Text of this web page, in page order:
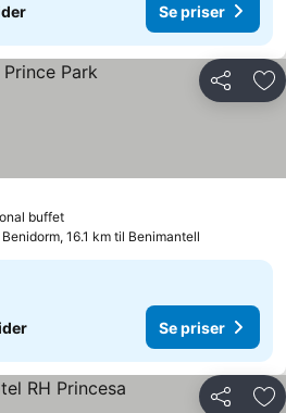
Se priser
Del
buffetSe priser
Benidorm, 16.1 km til Benimantell
Se priser
Del